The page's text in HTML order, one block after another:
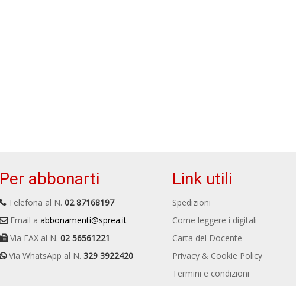
Per abbonarti
Telefona al N. 02 87168197
Email a abbonamenti@sprea.it
Via FAX al N. 02 56561221
Via WhatsApp al N. 329 3922420
Link utili
Spedizioni
Come leggere i digitali
Carta del Docente
Privacy & Cookie Policy
Termini e condizioni